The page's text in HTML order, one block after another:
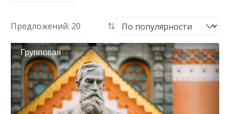
Предложений: 20
Групповая